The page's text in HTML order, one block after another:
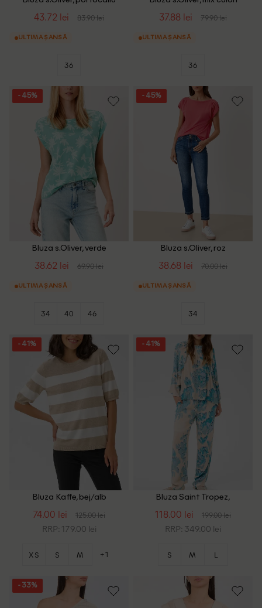
43.72 lei 83.90 lei
ULTIMA ȘANSĂ
36
37.88 lei 79.90 lei
ULTIMA ȘANSĂ
36
- 45%
Bluza s.Oliver, verde
38.62 lei 69.90 lei
ULTIMA ȘANSĂ
34 40 46
- 45%
Bluza s.Oliver, roz
38.68 lei 70.00 lei
ULTIMA ȘANSĂ
34
- 41%
Bluza Kaffe, bej/alb
74.00 lei 125.00 lei
RRP: 179.00 lei
XS S M +1
- 41%
Bluza Saint Tropez,
118.00 lei 199.00 lei
RRP: 349.00 lei
S M L
- 33%